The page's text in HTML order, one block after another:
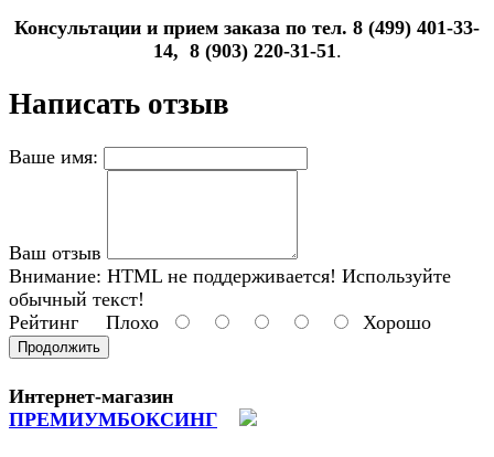
Консультации и прием заказа по тел. 8 (499) 401-33-
14, 8 (903) 220-31-51 .
Написать отзыв
Ваше имя:
Ваш отзыв
Внимание: HTML не поддерживается! Используйте
обычный текст!
Рейтинг Плохо Хорошо
Продолжить
Интернет-магазин
ПРЕМИУМБОКСИНГ